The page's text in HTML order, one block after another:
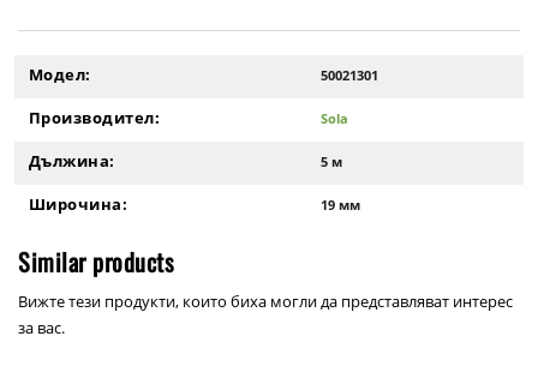
Модел: 50021301
Производител: Sola
Дължина: 5 м
Широчина: 19 мм
Similar products
Вижте тези продукти, които биха могли да представляват интерес
за вас.